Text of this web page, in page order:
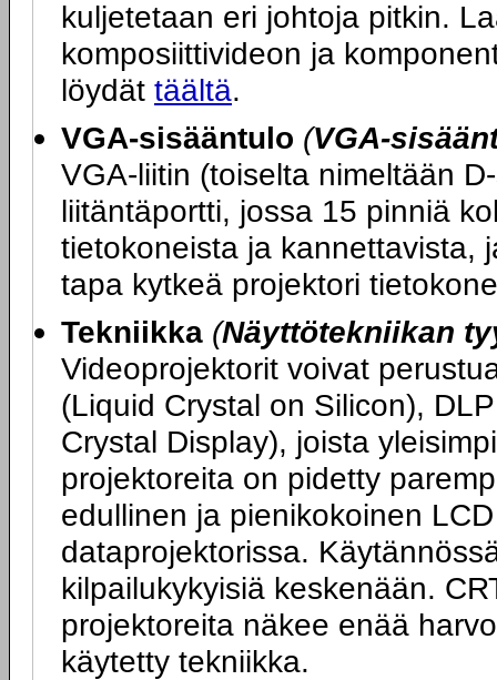
kuljetetaan eri johtoja pitkin.
komposiittivideon ja
löydät täältä.
VGA-sisääntulo (VGA-
VGA-liitin (toiselta nimeltään
liitäntäportti, jossa 15 pinniä
tietokoneista ja kannettavista,
tapa kytkeä projektori
Tekniikka (Näyttötekniikan
Videoprojektorit voivat
(Liquid Crystal on Silicon),
Crystal Display), joista
projektoreita on pidetty
edullinen ja pienikokoinen
dataprojektorissa.
kilpailukykyisiä keskenään.
projektoreita näkee enää
käytetty tekniikka.